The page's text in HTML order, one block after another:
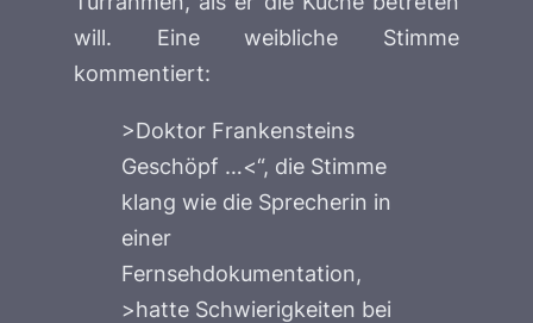
will. Eine weibliche Stimme
kommentiert:
>Doktor Frankensteins
Geschöpf …<“, die Stimme
klang wie die Sprecherin in
einer
Fernsehdokumentation,
>hatte Schwierigkeiten bei